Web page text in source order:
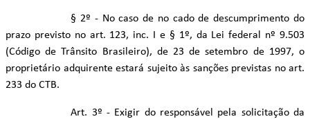
§ 2º - No caso de no cado de descumprimento do
prazo previsto no art. 123, inc. I e § 1º, da Lei federal nº 9.503
(Código de Trânsito Brasileiro), de 23 de setembro de 1997, o
proprietário adquirente estará sujeito às sanções previstas no art.
233 do CTB.
Art. 3º - Exigir do responsável pela solicitação da